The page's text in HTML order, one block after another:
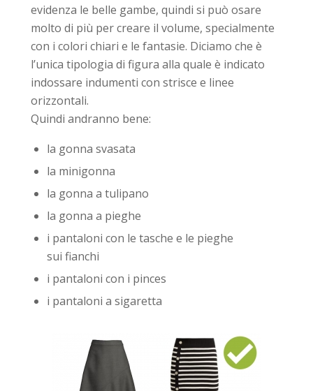
evidenza le belle gambe, quindi si può osare
molto di più per creare il volume, specialmente
con i colori chiari e le fantasie. Diciamo che è
l’unica tipologia di figura alla quale è indicato
indossare indumenti con strisce e linee
orizzontali.
Quindi andranno bene:
la gonna svasata
la minigonna
la gonna a tulipano
la gonna a pieghe
i pantaloni con le tasche e le pieghe
sui fianchi
i pantaloni con i pinces
i pantaloni a sigaretta